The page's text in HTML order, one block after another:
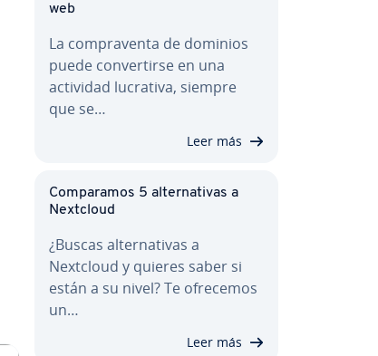
web
La co­m­pra­ve­n­ta de dominios
puede co­n­ve­r­ti­r­se en una
actividad lucrativa, siempre
que se…
Leer más
Co­m­pa­ra­mos 5 al­te­r­na­ti­vas a
Nextcloud
¿Buscas al­te­r­na­ti­vas a
Nextcloud y quieres saber si
están a su nivel? Te ofrecemos
un…
Leer más